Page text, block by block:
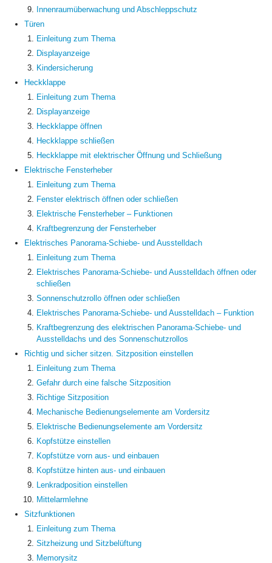
Innenraumüberwachung und Abschleppschutz
Türen
Einleitung zum Thema
Displayanzeige
Kindersicherung
Heckklappe
Einleitung zum Thema
Displayanzeige
Heckklappe öffnen
Heckklappe schließen
Heckklappe mit elektrischer Öffnung und Schließung
Elektrische Fensterheber
Einleitung zum Thema
Fenster elektrisch öffnen oder schließen
Elektrische Fensterheber – Funktionen
Kraftbegrenzung der Fensterheber
Elektrisches Panorama-Schiebe- und Ausstelldach
Einleitung zum Thema
Elektrisches Panorama-Schiebe- und Ausstelldach öffnen oder
schließen
Sonnenschutzrollo öffnen oder schließen
Elektrisches Panorama-Schiebe- und Ausstelldach – Funktion
Kraftbegrenzung des elektrischen Panorama-Schiebe- und
Ausstelldachs und des Sonnenschutzrollos
Richtig und sicher sitzen. Sitzposition einstellen
Einleitung zum Thema
Gefahr durch eine falsche Sitzposition
Richtige Sitzposition
Mechanische Bedienungselemente am Vordersitz
Elektrische Bedienungselemente am Vordersitz
Kopfstütze einstellen
Kopfstütze vorn aus- und einbauen
Kopfstütze hinten aus- und einbauen
Lenkradposition einstellen
Mittelarmlehne
Sitzfunktionen
Einleitung zum Thema
Sitzheizung und Sitzbelüftung
Memorysitz